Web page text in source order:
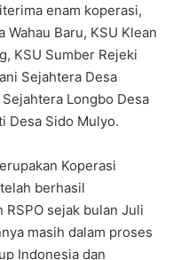
enam koperasi,
Wahau Baru, KSU Klean
KSU Sumber Rejeki
Sejahtera Desa
Longbo Desa
Desa Sido Mulyo.
Koperasi
berhasil
sejak bulan Juli
masih dalam proses
Indonesia dan